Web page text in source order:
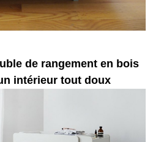
de rangement en bois
intérieur tout doux